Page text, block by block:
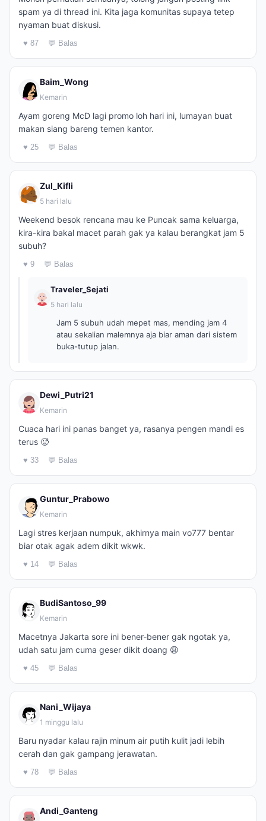
spam ya di thread ini. Kita jaga komunitas supaya tetep
nyaman buat diskusi.
♥ 87 💬 Balas
Baim_Wong
Kemarin
Ayam goreng McD lagi promo loh hari ini, lumayan buat
makan siang bareng temen kantor.
♥ 25 💬 Balas
Zul_Kifli
5 hari lalu
Weekend besok rencana mau ke Puncak sama keluarga,
kira-kira bakal macet parah gak ya kalau berangkat jam 5
subuh?
♥ 9 💬 Balas
Traveler_Sejati
5 hari lalu
Jam 5 subuh udah mepet mas, mending jam 4
atau sekalian malemnya aja biar aman dari sistem
buka-tutup jalan.
Dewi_Putri21
Kemarin
Cuaca hari ini panas banget ya, rasanya pengen mandi es
terus 🥵
♥ 33 💬 Balas
Guntur_Prabowo
Kemarin
Lagi stres kerjaan numpuk, akhirnya main vo777 bentar
biar otak agak adem dikit wkwk.
♥ 14 💬 Balas
BudiSantoso_99
Kemarin
Macetnya Jakarta sore ini bener-bener gak ngotak ya,
udah satu jam cuma geser dikit doang 😩
♥ 45 💬 Balas
Nani_Wijaya
1 minggu lalu
Baru nyadar kalau rajin minum air putih kulit jadi lebih
cerah dan gak gampang jerawatan.
♥ 78 💬 Balas
Andi_Ganteng